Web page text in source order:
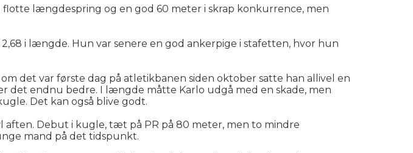
flotte længdespring og en god 60 meter i skrap konkurrence, men
i længde. Hun var senere en god ankerpige i stafetten, hvor hun
det var første dag på atletikbanen siden oktober satte han allivel en
det endnu bedre. I længde måtte Karlo udgå med en skade, men
Det kan også blive godt.
Debut i kugle, tæt på PR på 80 meter, men to mindre
mand på det tidspunkt.